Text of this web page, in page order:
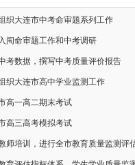
织大连市中考命审题系列工作
闱命审题工作和中考调研
考数据，撰写中考质量评价报告
织大连市高中学业监测工作
高一高二期末考试
高三高考模拟考试
师培训，进行全市教育质量监测